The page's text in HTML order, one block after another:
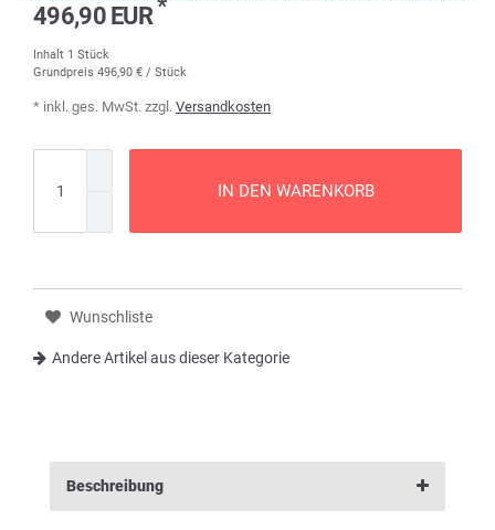
496,90 EUR*
Inhalt 1 Stück
Grundpreis 496,90 € / Stück
* inkl. ges. MwSt. zzgl. Versandkosten
IN DEN WARENKORB
Wunschliste
Andere Artikel aus dieser Kategorie
Beschreibung